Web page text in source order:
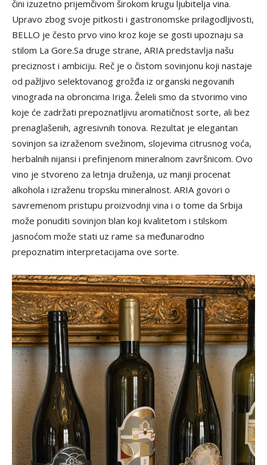
čini izuzetno prijemčivom širokom krugu ljubitelja vina.
Upravo zbog svoje pitkosti i gastronomske prilagodljivosti,
BELLO je često prvo vino kroz koje se gosti upoznaju sa
stilom La Gore.Sa druge strane, ARIA predstavlja našu
preciznost i ambiciju. Reč je o čistom sovinjonu koji nastaje
od pažljivo selektovanog grožđa iz organski negovanih
vinograda na obroncima Iriga. Želeli smo da stvorimo vino
koje će zadržati prepoznatljivu aromatičnost sorte, ali bez
prenaglašenih, agresivnih tonova. Rezultat je elegantan
sovinjon sa izraženom svežinom, slojevima citrusnog voća,
herbalnih nijansi i prefinjenom mineralnom završnicom. Ovo
vino je stvoreno za letnja druženja, uz manji procenat
alkohola i izraženu tropsku mineralnost. ARIA govori o
savremenom pristupu proizvodnji vina i o tome da Srbija
može ponuditi sovinjon blan koji kvalitetom i stilskom
jasnoćom može stati uz rame sa međunarodno
prepoznatim interpretacijama ove sorte.